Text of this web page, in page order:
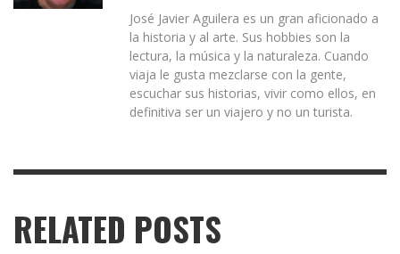
José Javier Aguilera es un gran aficionado a
la historia y al arte. Sus hobbies son la
lectura, la música y la naturaleza. Cuando
viaja le gusta mezclarse con la gente,
escuchar sus historias, vivir como ellos, en
definitiva ser un viajero y no un turista.
RELATED POSTS